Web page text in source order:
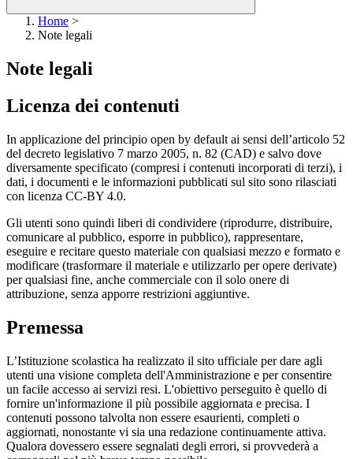
Home >
Note legali
Note legali
Licenza dei contenuti
In applicazione del principio open by default ai sensi dell’articolo 52
del decreto legislativo 7 marzo 2005, n. 82 (CAD) e salvo dove
diversamente specificato (compresi i contenuti incorporati di terzi), i
dati, i documenti e le informazioni pubblicati sul sito sono rilasciati
con licenza CC-BY 4.0.
Gli utenti sono quindi liberi di condividere (riprodurre, distribuire,
comunicare al pubblico, esporre in pubblico), rappresentare,
eseguire e recitare questo materiale con qualsiasi mezzo e formato e
modificare (trasformare il materiale e utilizzarlo per opere derivate)
per qualsiasi fine, anche commerciale con il solo onere di
attribuzione, senza apporre restrizioni aggiuntive.
Premessa
L’Istituzione scolastica ha realizzato il sito ufficiale per dare agli
utenti una visione completa dell'Amministrazione e per consentire
un facile accesso ai servizi resi. L'obiettivo perseguito è quello di
fornire un'informazione il più possibile aggiornata e precisa. I
contenuti possono talvolta non essere esaurienti, completi o
aggiornati, nonostante vi sia una redazione continuamente attiva.
Qualora dovessero essere segnalati degli errori, si provvederà a